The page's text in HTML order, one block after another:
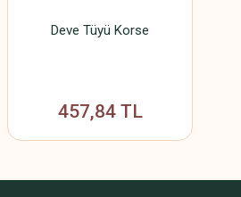
Deve Tüyü Korse
457,84 TL